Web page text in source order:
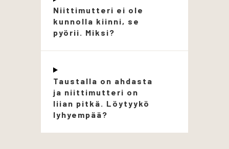
Niittimutteri ei ole
kunnolla kiinni, se
pyörii. Miksi?
Taustalla on ahdasta
ja niittimutteri on
liian pitkä. Löytyykö
lyhyempää?